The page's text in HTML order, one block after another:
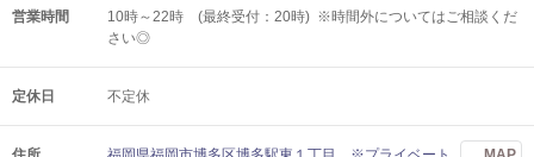
営業時間
10時～22時 (最終受付：20時) ※時間外についてはご相談くだ
さい◎
定休日 不定休